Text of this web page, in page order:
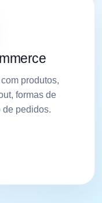
produtos,
formas de
de pedidos.